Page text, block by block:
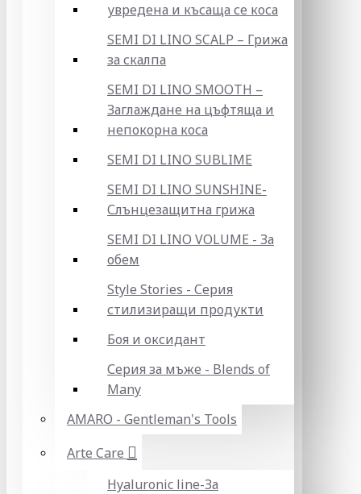
увредена и късаща се коса
SEMI DI LINO SCALP – Грижа
за скалпа
SEMI DI LINO SMOOTH –
Заглаждане на цъфтяща и
непокорна коса
SEMI DI LINO SUBLIME
SEMI DI LINO SUNSHINE-
Слънцезащитна грижа
SEMI DI LINO VOLUME - За
обем
Style Stories - Серия
стилизиращи продукти
Боя и оксидант
Серия за мъже - Blends of
Many
AMARO - Gentleman's Tools
Arte Care
Hyaluronic line-За